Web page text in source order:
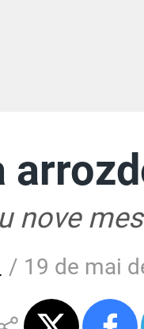
nove
/ 19 de mai